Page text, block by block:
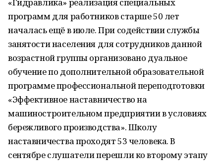
программ для работников старше 50 лет
началась ещё в июле. При содействии службы
занятости населения для сотрудников данной
возрастной группы организовано дуальное
обучение по дополнительной образовательной
программе профессиональной переподготовки
«Эффективное наставничество на
машиностроительном предприятии в условиях
бережливого производства». Школу
наставничества проходят 53 человека. В
сентябре слушатели перешли ко второму этапу